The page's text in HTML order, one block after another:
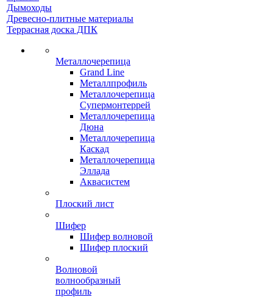
Дымоходы
Древесно-плитные материалы
Террасная доска ДПК
Металлочерепица
Grand Line
Металлпрофиль
Металлочерепица
Супермонтеррей
Металлочерепица
Дюна
Металлочерепица
Каскад
Металлочерепица
Эллада
Аквасистем
Плоский лист
Шифер
Шифер волновой
Шифер плоский
Волновой
волнообразный
профиль